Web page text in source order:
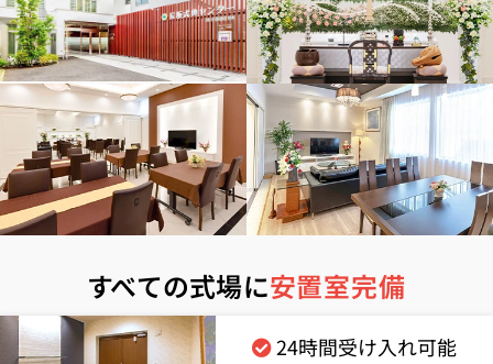
すべての式場に安置室完備
24時間受け入れ可能